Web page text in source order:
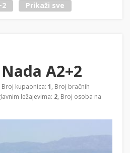
Prikaži sve
A2+2
Broj kupaonica: 1, Broj bračnih
ležajevima: 2, Broj osoba na